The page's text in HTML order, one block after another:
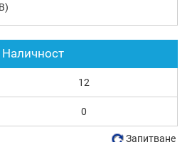
Наличност
12
0
Запитване